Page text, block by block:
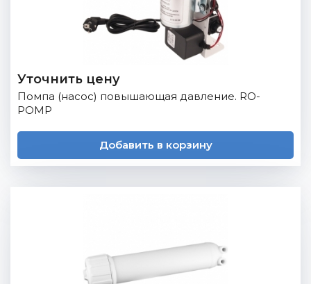
Уточнить цену
Помпа (насос) повышающая давление. RO-
POMP
Добавить в корзину